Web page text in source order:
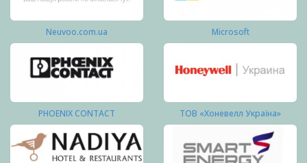
Neuvoo.com.ua Microsoft
PHOENIX CONTACT ТОВ «Хоневелл Україна»